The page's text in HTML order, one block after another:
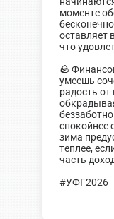
моменте
оставляет
что
🪨
умеешь
радость
спокойнее
зима
теплее,
часть
#УФГ2026